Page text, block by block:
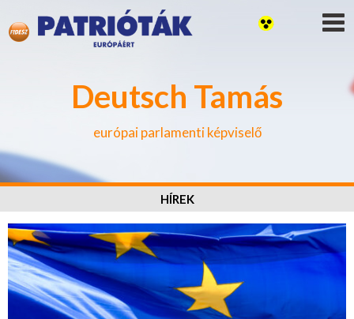
Deutsch Tamás
európai parlamenti képviselő
HÍREK